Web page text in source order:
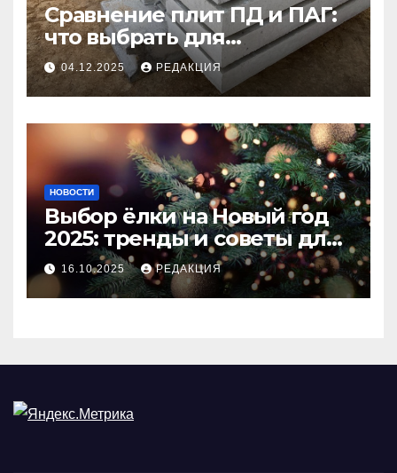
Сравнение плит ПД и ПАГ:
что выбрать для
долговечного и прочного
покрытия
04.12.2025 РЕДАКЦИЯ
НОВОСТИ
Выбор ёлки на Новый год
2025: тренды и советы для
идеального праздника
16.10.2025 РЕДАКЦИЯ